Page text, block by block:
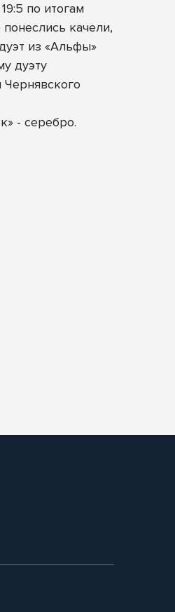
по итогам
качели,
из «Альфы»
дуэту
- серебро.